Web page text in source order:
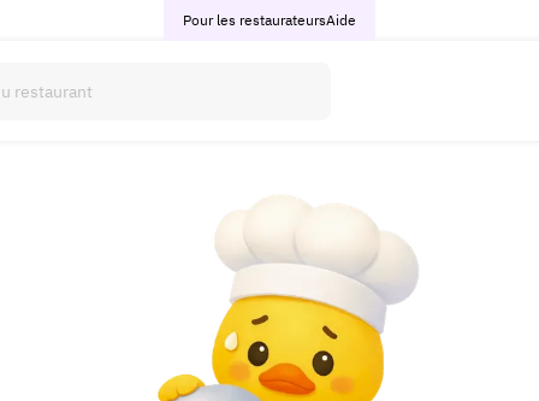
Pour les restaurateursAide